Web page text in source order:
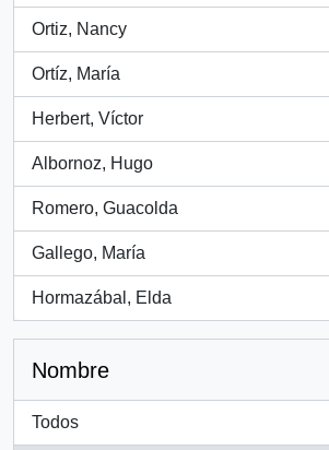
Ortiz, Nancy
, 1 resultados
Ortíz, María
, 1 resultados
Herbert, Víctor
, 1 resultados
Albornoz, Hugo
, 1 resultados
Romero, Guacolda
, 1 resultados
Gallego, María
, 1 resultados
Hormazábal, Elda
, 1 resultados
Nombre
Todos